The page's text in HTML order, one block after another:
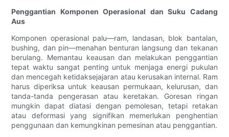
Penggantian Komponen Operasional dan Suku Cadang
Aus
Komponen operasional palu—ram, landasan, blok bantalan,
bushing, dan pin—menahan benturan langsung dan tekanan
berulang. Memantau keausan dan melakukan penggantian
tepat waktu sangat penting untuk menjaga energi pukulan
dan mencegah ketidaksejajaran atau kerusakan internal. Ram
harus diperiksa untuk keausan permukaan, kelurusan, dan
tanda-tanda pengerasan atau keretakan. Goresan ringan
mungkin dapat diatasi dengan pemolesan, tetapi retakan
atau deformasi yang signifikan memerlukan penghentian
penggunaan dan kemungkinan pemesinan atau penggantian.